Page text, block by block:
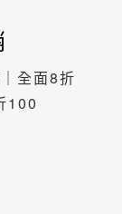
全面8折
100